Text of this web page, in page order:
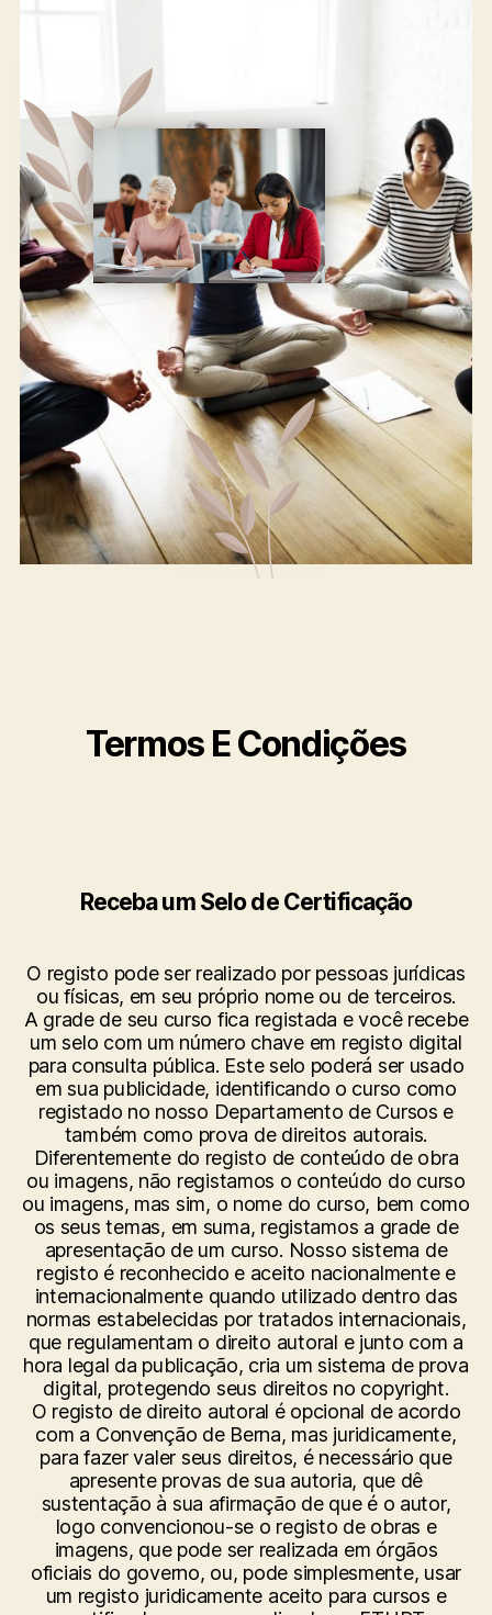
Termos E Condições​
Receba um Selo de Certificação
O registo pode ser realizado por pessoas jurídicas
ou físicas, em seu próprio nome ou de terceiros.
A grade de seu curso fica registada e você recebe
um selo com um número chave em registo digital
para consulta pública. Este selo poderá ser usado
em sua publicidade, identificando o curso como
registado no nosso Departamento de Cursos e
também como prova de direitos autorais.
Diferentemente do registo de conteúdo de obra
ou imagens, não registamos o conteúdo do curso
ou imagens, mas sim, o nome do curso, bem como
os seus temas, em suma, registamos a grade de
apresentação de um curso. Nosso sistema de
registo é reconhecido e aceito nacionalmente e
internacionalmente quando utilizado dentro das
normas estabelecidas por tratados internacionais,
que regulamentam o direito autoral e junto com a
hora legal da publicação, cria um sistema de prova
digital, protegendo seus direitos no copyright.
O registo de direito autoral é opcional de acordo
com a Convenção de Berna, mas juridicamente,
para fazer valer seus direitos, é necessário que
apresente provas de sua autoria, que dê
sustentação à sua afirmação de que é o autor,
logo convencionou-se o registo de obras e
imagens, que pode ser realizada em órgãos
oficiais do governo, ou, pode simplesmente, usar
um registo juridicamente aceito para cursos e